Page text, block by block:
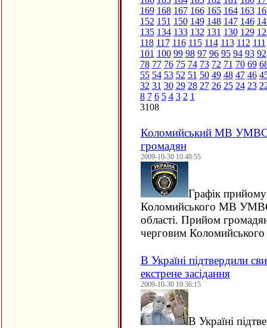
169 168 167 166 165 164 163
152 151 150 149 148 147 146
135 134 133 132 131 130 129
118 117 116 115 114 113 112 111
101 100 99 98 97 96 95 94 93 92
78 77 76 75 74 73 72 71 70 69
55 54 53 52 51 50 49 48 47 46
32 31 30 29 28 27 26 25 24 23
8 7 6 5 4 3 2 1
3108
Коломийський МВ УМВС
громадян
2009-10-30 10:48:55
Графік
Коломийського МВ УМВС
області. Прийом
черговим
В Україні підтвердили
екстрене засідання
2009-10-30 10:36:15
В Україні